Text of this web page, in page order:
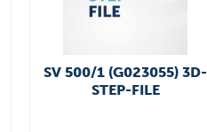
SV 500/1 (G023055) 3D-
STEP-FILE